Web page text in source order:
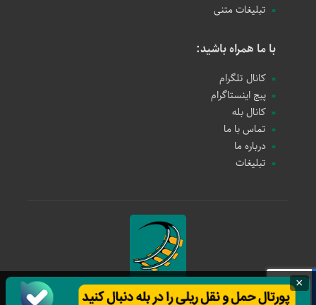
تبلیغات متنی
با ما همراه باشید:
کانال تلگرام
پیج اینستاگرام
کانال بله
تماس با ما
درباره ما
تبلیغات
حمل و نقل ریلی
×